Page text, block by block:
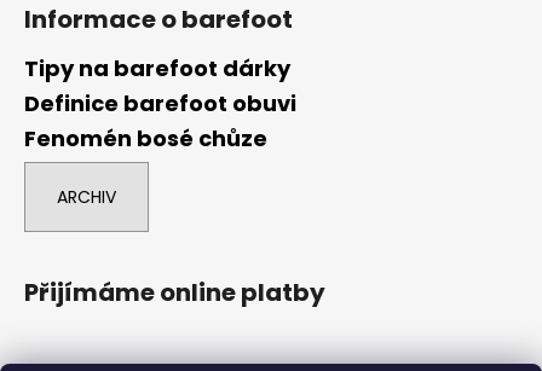
Informace o barefoot
Tipy na barefoot dárky
Definice barefoot obuvi
Fenomén bosé chůze
ARCHIV
Přijímáme online platby